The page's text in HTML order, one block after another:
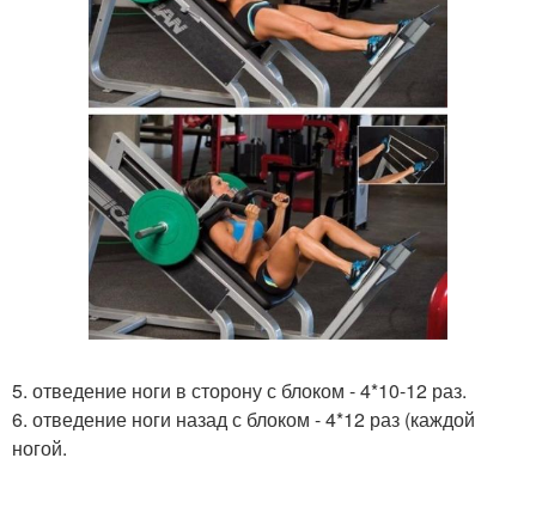
5. отведение ноги в сторону с блоком - 4*10-12 раз.
6. отведение ноги назад с блоком - 4*12 раз (каждой
ногой.